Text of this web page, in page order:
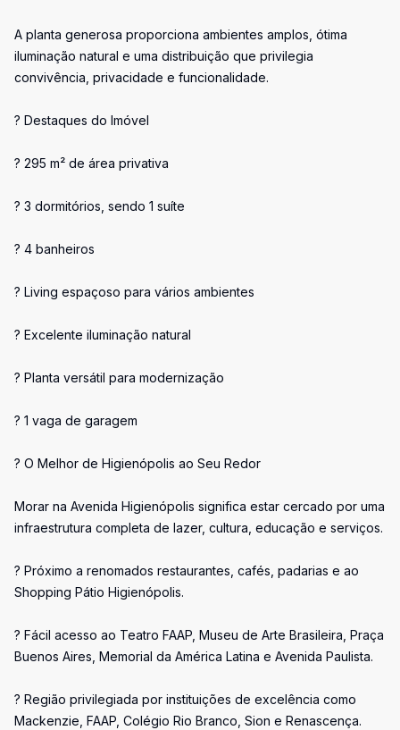
A planta generosa proporciona ambientes amplos, ótima
iluminação natural e uma distribuição que privilegia
convivência, privacidade e funcionalidade.
? Destaques do Imóvel
? 295 m² de área privativa
? 3 dormitórios, sendo 1 suíte
? 4 banheiros
? Living espaçoso para vários ambientes
? Excelente iluminação natural
? Planta versátil para modernização
? 1 vaga de garagem
? O Melhor de Higienópolis ao Seu Redor
Morar na Avenida Higienópolis significa estar cercado por uma
infraestrutura completa de lazer, cultura, educação e serviços.
? Próximo a renomados restaurantes, cafés, padarias e ao
Shopping Pátio Higienópolis.
? Fácil acesso ao Teatro FAAP, Museu de Arte Brasileira, Praça
Buenos Aires, Memorial da América Latina e Avenida Paulista.
? Região privilegiada por instituições de excelência como
Mackenzie, FAAP, Colégio Rio Branco, Sion e Renascença.